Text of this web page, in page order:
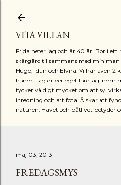
VITA VILLAN
Frida heter jag och är 40 år. Bor i ett
skärgård tillsammans med min man
Hugo, Idun och Elvira. Vi har även 2
hönor. Jag driver eget företag inom
tycker väldigt mycket om att sy,
inredning och att fota. Älskar att
naturen. Havet och båtlivet betyder
maj 03, 2013
FREDAGSMYS